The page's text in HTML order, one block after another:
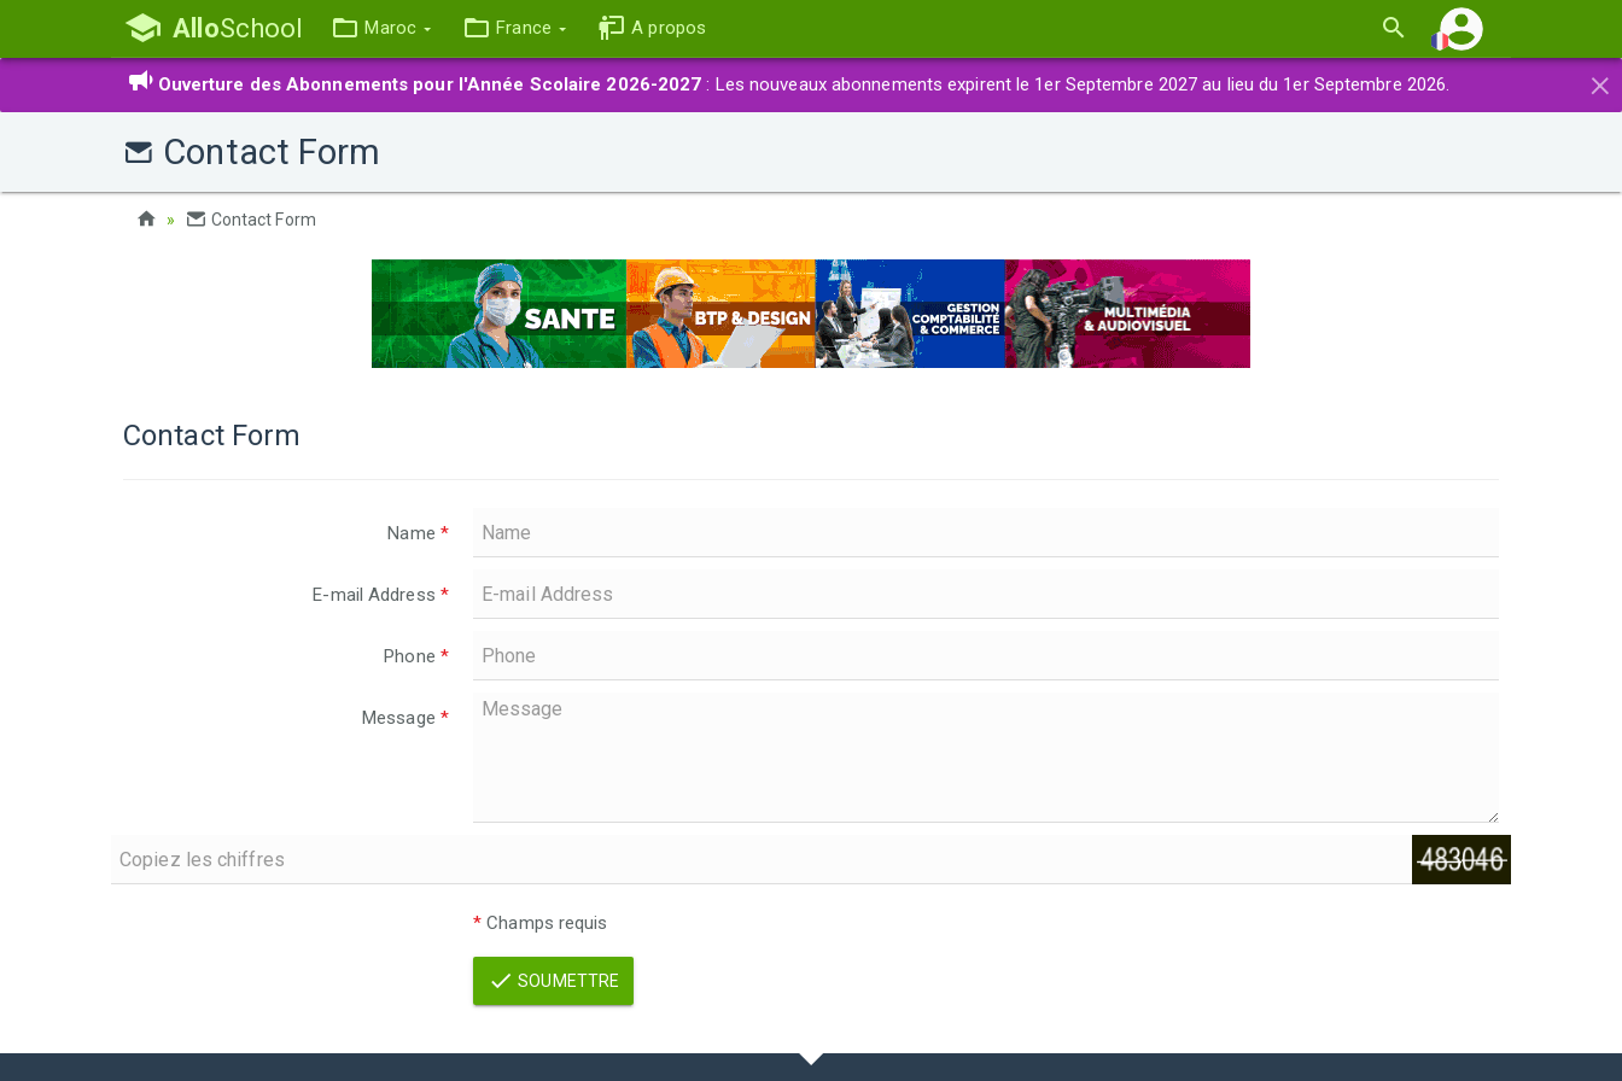
AlloSchool Maroc France A propos
×
Ouverture des Abonnements pour l'Année Scolaire 2026-2027 : Les nouveaux abonnements expirent le 1er Septembre 2027 au lieu du 1er Septembre 2026.
Contact Form
Contact Form
Contact Form
Name *
E-mail Address *
Phone *
Message *
* Champs requis
SOUMETTRE